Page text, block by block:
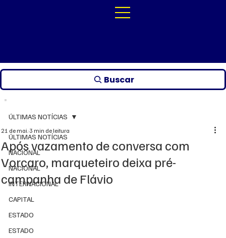
Buscar
ÚLTIMAS NOTÍCIAS
NACIONAL
NACIONAL
INTERNACIONAL
CAPITAL
ESTADO
ESTADO
ÚLTIMAS NOTÍCIAS
Após vazamento de conversa com
Vorcaro, marqueteiro deixa pré-
campanha de Flávio
21 de mai.3 min de leitura